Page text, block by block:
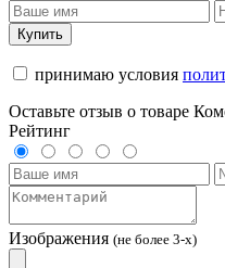
Купить
принимаю условия
Оставьте отзыв о товаре
Рейтинг
Изображения (не более 3-х)